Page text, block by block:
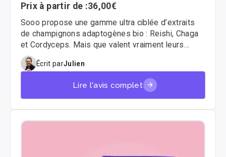
Prix à partir de :36,00€
Sooo propose une gamme ultra ciblée d’extraits
de champignons adaptogènes bio : Reishi, Chaga
et Cordyceps. Mais que valent vraiment leurs
produits ? On les a testés pendant plusieurs
semaines, voici notre avis 👇
Écrit parJulien
Lire l'avis complet